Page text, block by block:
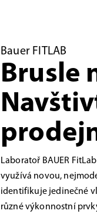
Bauer FITLAB
Brusle
Laboratoř BAUER
využívá novou,
identifikuje jedinečné
různé výkonnostní